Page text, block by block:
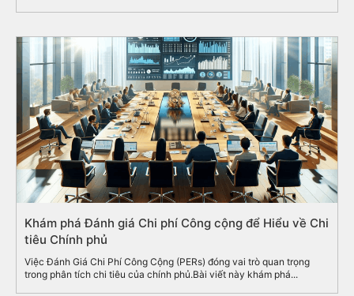
Khám phá Đánh giá Chi phí Công cộng để Hiểu về Chi
tiêu Chính phủ
Việc Đánh Giá Chi Phí Công Cộng (PERs) đóng vai trò quan trọng
trong phân tích chi tiêu của chính phủ.Bài viết này khám phá...